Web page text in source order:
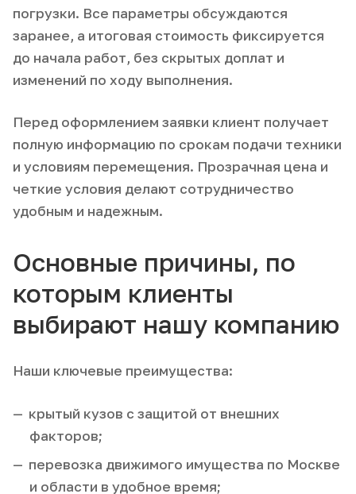
погрузки. Все параметры обсуждаются
заранее, а итоговая стоимость фиксируется
до начала работ, без скрытых доплат и
изменений по ходу выполнения.
Перед оформлением заявки клиент получает
полную информацию по срокам подачи техники
и условиям перемещения. Прозрачная цена и
четкие условия делают сотрудничество
удобным и надежным.
Основные причины, по
которым клиенты
выбирают нашу компанию
Наши ключевые преимущества:
крытый кузов с защитой от внешних
факторов;
перевозка движимого имущества по Москве
и области в удобное время;